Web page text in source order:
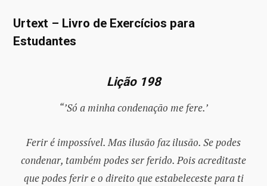
Urtext – Livro de Exercícios para
Estudantes
Lição 198
“’Só a minha condenação me fere.’
Ferir é impossível. Mas ilusão faz ilusão. Se podes
condenar, também podes ser ferido. Pois acreditaste
que podes ferir e o direito que estabeleceste para ti